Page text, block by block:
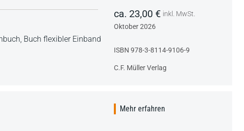
Buch flexibler Einband
ca. 23,00 € inkl. MwSt.
Oktober 2026
ISBN 978-3-8114-9106-9
C.F. Müller Verlag
Mehr erfahren